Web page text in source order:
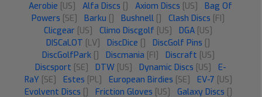
Aerobie [US] Alfa Discs [] Axiom Discs [US]
Bag Of
Powers [SE] Barku [] Bushnell [] Clash Discs [FI]
Clicgear [US] Climo Discgolf [US] DGA [US]
DISCaLOT [LV] DiscDice [] DiscGolf Pins []
DiscGolfPark [] Discmania [FI] Discraft [US]
Discsport [SE] DTW [US] Dynamic Discs [US]
E-
RaY [SE] Estes [PL] European Birdies [SE] EV-7 [US]
Evolvent Discs [] Friction Gloves [US] Galaxy Discs []